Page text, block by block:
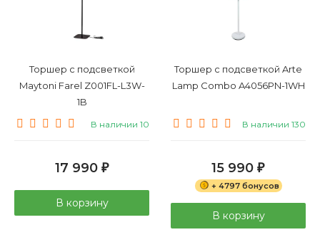
Торшер с подсветкой
Maytoni Farel Z001FL-L3W-
1B
В наличии 10
17 990 ₽
В корзину
Торшер с подсветкой Arte
Lamp Combo A4056PN-1WH
В наличии 130
15 990 ₽
+ 4797 бонусов
В корзину